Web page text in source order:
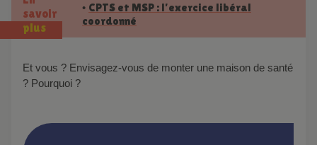
savoir
plus
• CPTS et MSP : l’exercice libéral
coordonné
Et vous ? Envisagez-vous de monter une maison de santé
? Pourquoi ?